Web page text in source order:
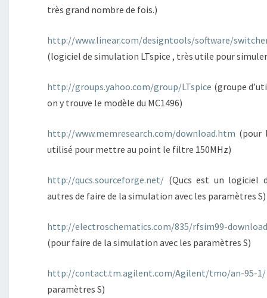
très grand nombre de fois.)
http://www.linear.com/designtools/software/
(logiciel de simulation LTspice , très utile pour
http://groups.yahoo.com/group/LTspice (groupe
on y trouve le modèle du MC1496)
http://www.memresearch.com/download.htm (pour
utilisé pour mettre au point le filtre 150MHz)
http://qucs.sourceforge.net/ (Qucs est un logiciel
autres de faire de la simulation avec les paramètres S)
http://electroschematics.com/835/rfsim99-
(pour faire de la simulation avec les paramètres S)
http://contact.tm.agilent.com/Agilent/tmo/an-95-1/
paramètres S)